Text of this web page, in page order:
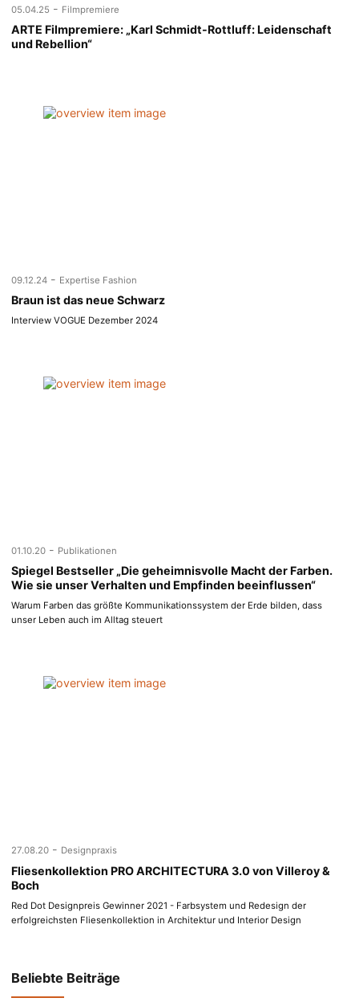
05.04.25 - Filmpremiere
ARTE Filmpremiere: „Karl Schmidt-Rottluff: Leidenschaft
und Rebellion“
09.12.24 - Expertise Fashion
Braun ist das neue Schwarz
Interview VOGUE Dezember 2024
01.10.20 - Publikationen
Spiegel Bestseller „Die geheimnisvolle Macht der Farben.
Wie sie unser Verhalten und Empfinden beeinflussen“
Warum Farben das größte Kommunikationssystem der Erde bilden, dass
unser Leben auch im Alltag steuert
27.08.20 - Designpraxis
Fliesenkollektion PRO ARCHITECTURA 3.0 von Villeroy &
Boch
Red Dot Designpreis Gewinner 2021 - Farbsystem und Redesign der
erfolgreichsten Fliesenkollektion in Architektur und Interior Design
Beliebte Beiträge